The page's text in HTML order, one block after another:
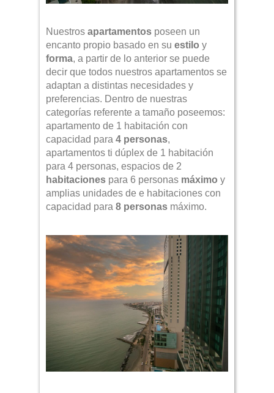
Nuestrosapartamentos poseen un
encanto propio basado en suestilo y
forma, a partir de lo anterior se puede
decir que todos nuestros apartamentos se
adaptan a distintas necesidades y
preferencias. Dentro de nuestras
categorías referente a tamaño poseemos:
apartamento de 1 habitación con
capacidad para4 personas,
apartamentos ti dúplex de 1 habitación
para 4 personas, espacios de 2
habitaciones para 6 personas máximo y
amplias unidades de e habitaciones con
capacidad para8 personas máximo.